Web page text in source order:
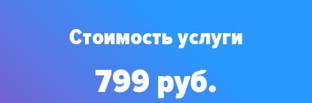
Стоимость услуги
799 руб.